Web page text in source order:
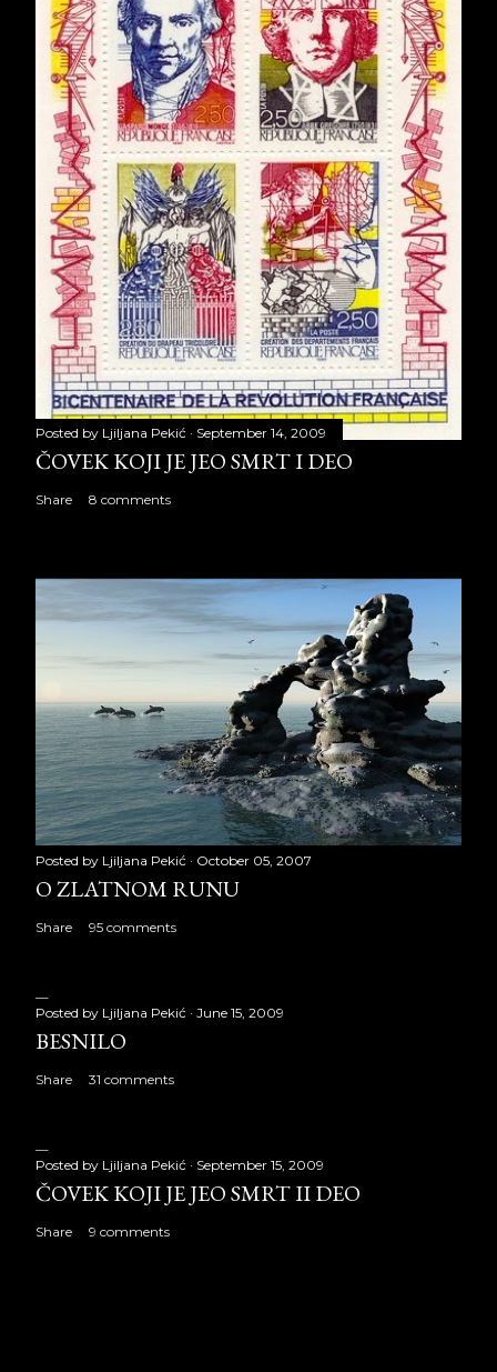
Posted by Ljiljana Pekić September 14, 2009
ČOVEK KOJI JE JEO SMRT I DEO
Share 8 comments
Posted by Ljiljana Pekić October 05, 2007
O ZLATNOM RUNU
Share 95 comments
Posted by Ljiljana Pekić June 15, 2009
BESNILO
Share 31 comments
Posted by Ljiljana Pekić September 15, 2009
ČOVEK KOJI JE JEO SMRT II DEO
Share 9 comments